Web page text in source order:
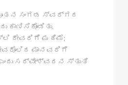
ಸಂಗಡ ಸ್ವರ್ಗದ
ಕಾಣಿಸಿಕೊಂಡಿತು.
ದೇವರಿಗೆ ಮಹಿಮೆ;
ಮಾನವರಿಗೆ
ಎಂದು ಸರ್ವೇಶ್ವರನ ಸ್ತುತಿ